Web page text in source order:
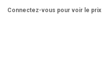
Connectez-vous pour voir le prix